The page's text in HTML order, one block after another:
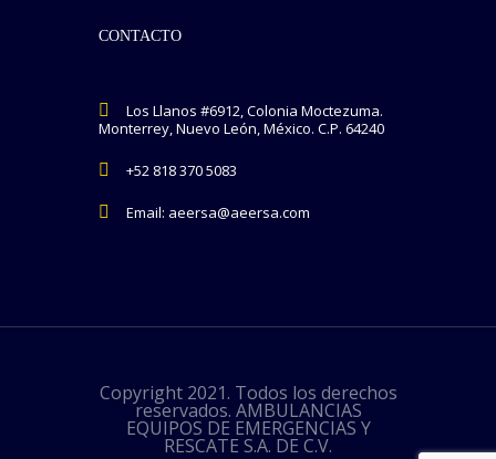
CONTACTO
Los Llanos #6912, Colonia Moctezuma.
Monterrey, Nuevo León, México. C.P. 64240
+52 818 370 5083
Email: aeersa@aeersa.com
Copyright 2021. Todos los derechos
reservados. AMBULANCIAS
EQUIPOS DE EMERGENCIAS Y
RESCATE S.A. DE C.V.